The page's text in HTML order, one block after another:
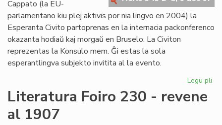
Cappato (la EU-
parlamentano kiu plej aktivis por nia lingvo en 2004) la
Esperanta Civito partoprenas en la internacia packonferenco
okazanta hodiaŭ kaj morgaŭ en Bruselo. La Civiton
reprezentas la Konsulo mem. Ĝi estas la sola
esperantlingva subjekto invitita al la evento.
Legu pli
Literatura Foiro 230 - revene
al 1907